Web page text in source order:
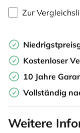
Zur
Kostenloser
10 Jahre
Vollständig
Weitere